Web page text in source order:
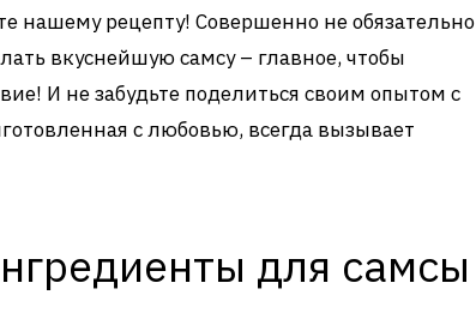
нашему рецепту! Совершенно не обязательно
вкуснейшую самсу – главное, чтобы
И не забудьте поделиться своим опытом с
с любовью, всегда вызывает
для самсы